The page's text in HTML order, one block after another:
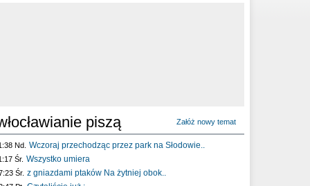
piszą Załóż nowy temat
Nd. Wczoraj przechodząc przez park na Słodowie..
Śr. Wszystko umiera
Śr. z gniazdami ptaków Na żytniej obok..